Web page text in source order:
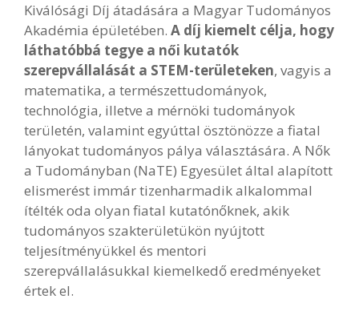
Kiválósági Díj átadására a Magyar Tudományos
Akadémia épületében. A díj kiemelt célja, hogy
láthatóbbá tegye a női kutatók
szerepvállalását a STEM-területeken, vagyis a
matematika, a természettudományok,
technológia, illetve a mérnöki tudományok
területén, valamint egyúttal ösztönözze a fiatal
lányokat tudományos pálya választására. A Nők
a Tudományban (NaTE) Egyesület által alapított
elismerést immár tizenharmadik alkalommal
ítélték oda olyan fiatal kutatónőknek, akik
tudományos szakterületükön nyújtott
teljesítményükkel és mentori
szerepvállalásukkal kiemelkedő eredményeket
értek el.